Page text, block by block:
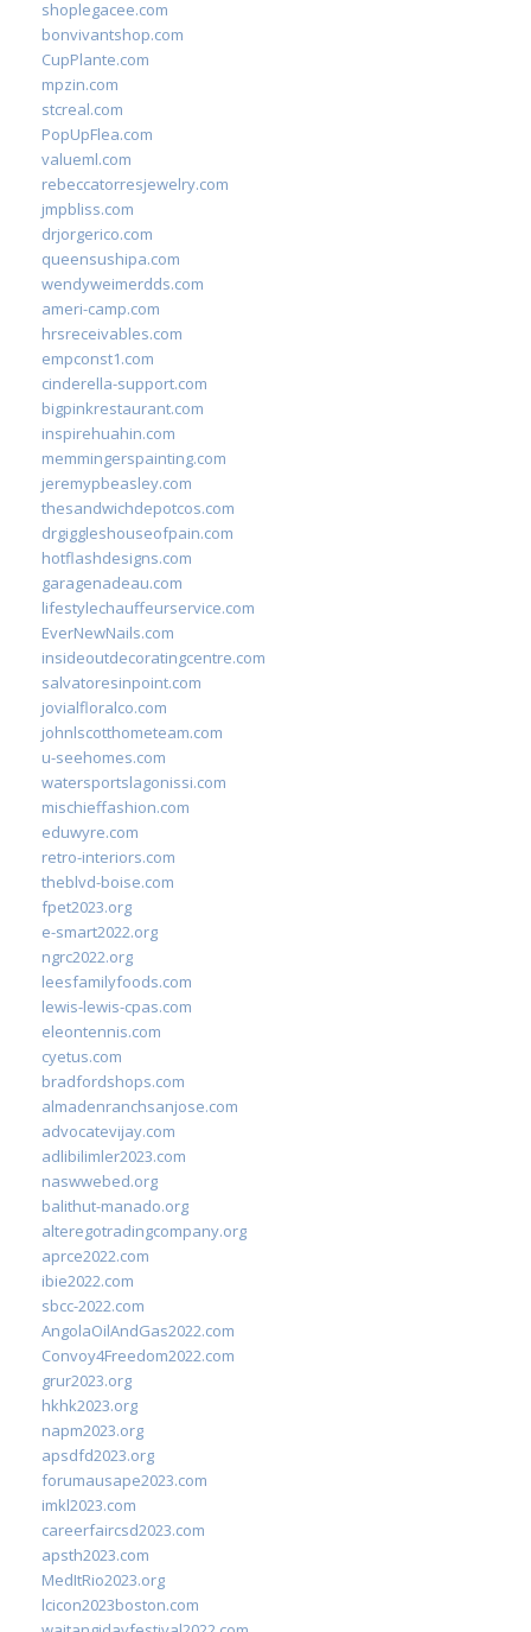
shoplegacee.com
bonvivantshop.com
CupPlante.com
mpzin.com
stcreal.com
PopUpFlea.com
valueml.com
rebeccatorresjewelry.com
jmpbliss.com
drjorgerico.com
queensushipa.com
wendyweimerdds.com
ameri-camp.com
hrsreceivables.com
empconst1.com
cinderella-support.com
bigpinkrestaurant.com
inspirehuahin.com
memmingerspainting.com
jeremypbeasley.com
thesandwichdepotcos.com
drgiggleshouseofpain.com
hotflashdesigns.com
garagenadeau.com
lifestylechauffeurservice.com
EverNewNails.com
insideoutdecoratingcentre.com
salvatoresinpoint.com
jovialfloralco.com
johnlscotthometeam.com
u-seehomes.com
watersportslagonissi.com
mischieffashion.com
eduwyre.com
retro-interiors.com
theblvd-boise.com
fpet2023.org
e-smart2022.org
ngrc2022.org
leesfamilyfoods.com
lewis-lewis-cpas.com
eleontennis.com
cyetus.com
bradfordshops.com
almadenranchsanjose.com
advocatevijay.com
adlibilimler2023.com
naswwebed.org
balithut-manado.org
alteregotradingcompany.org
aprce2022.com
ibie2022.com
sbcc-2022.com
AngolaOilAndGas2022.com
Convoy4Freedom2022.com
grur2023.org
hkhk2023.org
napm2023.org
apsdfd2023.org
forumausape2023.com
imkl2023.com
careerfaircsd2023.com
apsth2023.com
MedItRio2023.org
lcicon2023boston.com